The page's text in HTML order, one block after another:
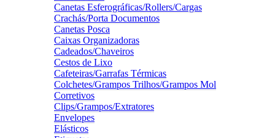
Canetas Esferográficas/Rollers/Cargas
Crachás/Porta Documentos
Canetas Posca
Caixas Organizadoras
Cadeados/Chaveiros
Cestos de Lixo
Cafeteiras/Garrafas Térmicas
Colchetes/Grampos Trilhos/Grampos Mol
Corretivos
Clips/Grampos/Extratores
Envelopes
Elásticos